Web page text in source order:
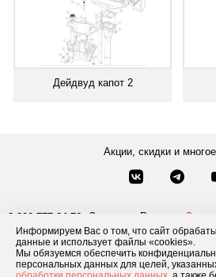
Информируем Вас о том, что сайт
данные и использует файлы «cookies».
Мы обязуемся обеспечить
персональных данных для целей,
Дейдвуд капот 2
Акции, скидки и
8-800-777-84-76 Звонки по России
8 495 181-69-06
Москва